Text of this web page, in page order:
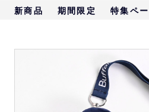
新商品 期間限定 特集ペ